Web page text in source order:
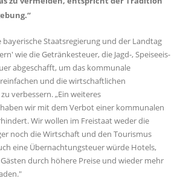
bayerische Staatsregierung und der Landtag
wie die Getränkesteuer, die Jagd-, Speiseeis-
abgeschafft, um das kommunale
und die wirtschaftlichen
verbessern. „Ein weiteres
wir mit dem Verbot einer kommunalen
Wir wollen im Freistaat weder die
noch die Wirtschaft und den Tourismus
eine Übernachtungsteuer würde Hotels,
durch höhere Preise und wieder mehr